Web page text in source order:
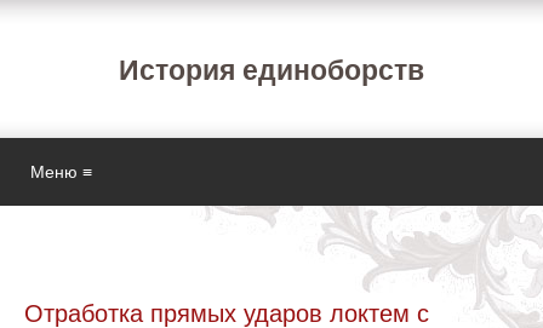
История единоборств
Меню ≡
Отработка прямых ударов локтем с